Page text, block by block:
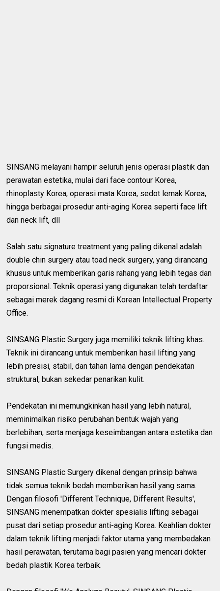
SINSANG melayani hampir seluruh jenis operasi plastik dan
perawatan estetika, mulai dari face contour Korea,
rhinoplasty Korea, operasi mata Korea, sedot lemak Korea,
hingga berbagai prosedur anti-aging Korea seperti face lift
dan neck lift, dll
Salah satu signature treatment yang paling dikenal adalah
double chin surgery atau toad neck surgery, yang dirancang
khusus untuk memberikan garis rahang yang lebih tegas dan
proporsional. Teknik operasi yang digunakan telah terdaftar
sebagai merek dagang resmi di Korean Intellectual Property
Office.
SINSANG Plastic Surgery juga memiliki teknik lifting khas.
Teknik ini dirancang untuk memberikan hasil lifting yang
lebih presisi, stabil, dan tahan lama dengan pendekatan
struktural, bukan sekedar penarikan kulit.
Pendekatan ini memungkinkan hasil yang lebih natural,
meminimalkan risiko perubahan bentuk wajah yang
berlebihan, serta menjaga keseimbangan antara estetika dan
fungsi medis.
SINSANG Plastic Surgery dikenal dengan prinsip bahwa
tidak semua teknik bedah memberikan hasil yang sama.
Dengan filosofi 'Different Technique, Different Results',
SINSANG menempatkan dokter spesialis lifting sebagai
pusat dari setiap prosedur anti-aging Korea. Keahlian dokter
dalam teknik lifting menjadi faktor utama yang membedakan
hasil perawatan, terutama bagi pasien yang mencari dokter
bedah plastik Korea terbaik.